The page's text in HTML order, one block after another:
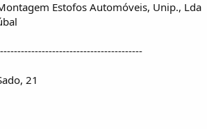
Estofos Automóveis, Unip., Lda
21